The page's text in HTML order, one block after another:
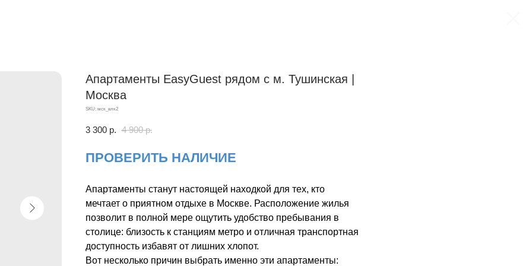
Апартаменты EasyGuest рядом с м. Тушинская |
Москва
SKU: мск_влк2
3 300 р. 4 900 р.
ПРОВЕРИТЬ НАЛИЧИЕ
Апартаменты станут настоящей находкой для тех, кто
мечтает о приятном отдыхе в Москве. Расположение жилья
позволит в полной мере ощутить удобство пребывания в
столице: близость к станциям метро и отличная транспортная
доступность избавят от лишних хлопот.
Вот несколько причин выбрать именно эти апартаменты: